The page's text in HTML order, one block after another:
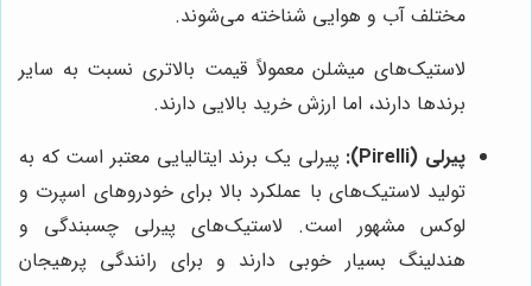
مختلف آب و هوایی شناخته می‌شوند.
لاستیک‌های میشلن معمولاً قیمت بالاتری نسبت به سایر
برندها دارند، اما ارزش خرید بالایی دارند.
پیرلی (Pirelli):
پیرلی یک برند ایتالیایی معتبر است که به
تولید لاستیک‌های با عملکرد بالا برای خودروهای اسپرت و
لوکس مشهور است. لاستیک‌های پیرلی چسبندگی و
هندلینگ بسیار خوبی دارند و برای رانندگی پرهیجان